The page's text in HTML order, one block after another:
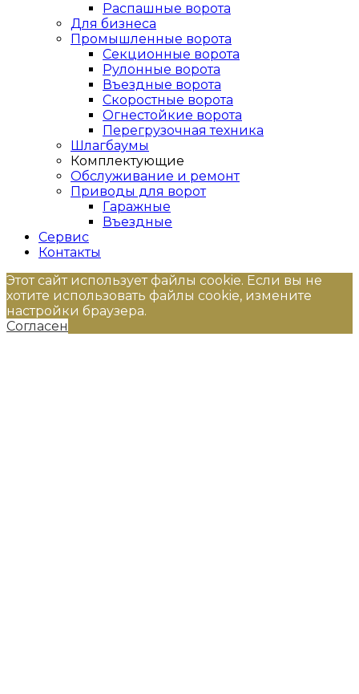
Распашные ворота
Для бизнеса
Промышленные ворота
Секционные ворота
Рулонные ворота
Въездные ворота
Скоростные ворота
Огнестойкие ворота
Перегрузочная техника
Шлагбаумы
Комплектующие
Обслуживание и ремонт
Приводы для ворот
Гаражные
Въездные
Сервис
Контакты
Этот сайт использует файлы cookie. Если вы не
хотите использовать файлы cookie, измените
настройки браузера.
Согласен